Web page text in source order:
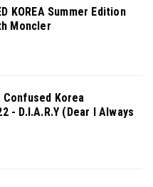
KOREA Summer Edition
Moncler
Confused Korea
- D.I.A.R.Y (Dear I Always